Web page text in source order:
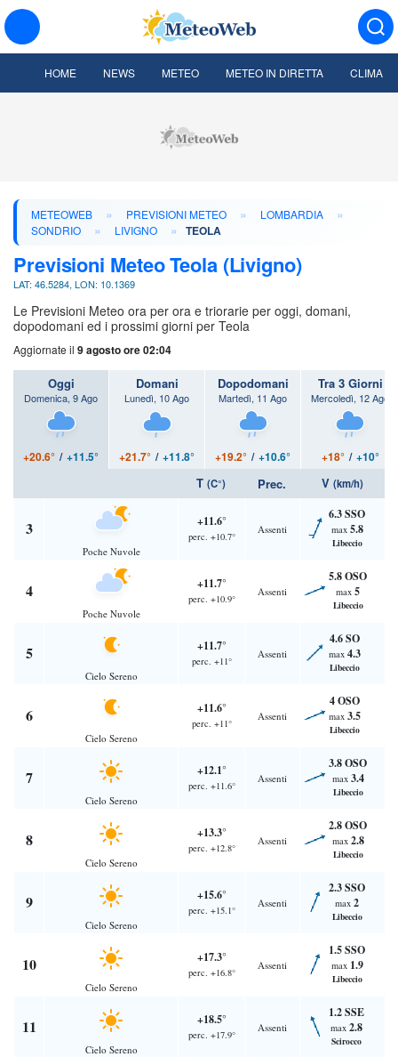
HOME NEWS METEO METEO IN DIRETTA CLIMA
METEOWEB » PREVISIONI METEO » LOMBARDIA »
SONDRIO » LIVIGNO » TEOLA
Previsioni Meteo Teola (Livigno)
LAT: 46.5284, LON: 10.1369
Le Previsioni Meteo ora per ora e triorarie per oggi, domani,
dopodomani ed i prossimi giorni per Teola
Aggiornate il 9 agosto ore 02:04
Oggi
Domenica, 9 Ago
+20.6° / +11.5°
Domani
Lunedì, 10 Ago
+21.7° / +11.8°
Dopodomani
Martedì, 11 Ago
+19.2° / +10.6°
Tra 3 Giorni
Mercoledì, 12 Ago
+18° / +10°
T (C°) Prec. V (km/h)
3
Poche Nuvole
+11.6°
perc. +10.7°
Assenti
6.3 SSO
max 5.8
Libeccio
4
Poche Nuvole
+11.7°
perc. +10.9°
Assenti
5.8 OSO
max 5
Libeccio
5
Cielo Sereno
+11.7°
perc. +11°
Assenti
4.6 SO
max 4.3
Libeccio
6
Cielo Sereno
+11.6°
perc. +11°
Assenti
4 OSO
max 3.5
Libeccio
7
Cielo Sereno
+12.1°
perc. +11.6°
Assenti
3.8 OSO
max 3.4
Libeccio
8
Cielo Sereno
+13.3°
perc. +12.8°
Assenti
2.8 OSO
max 2.8
Libeccio
9
Cielo Sereno
+15.6°
perc. +15.1°
Assenti
2.3 SSO
max 2
Libeccio
10
Cielo Sereno
+17.3°
perc. +16.8°
Assenti
1.5 SSO
max 1.9
Libeccio
11
Cielo Sereno
+18.5°
perc. +17.9°
Assenti
1.2 SSE
max 2.8
Scirocco